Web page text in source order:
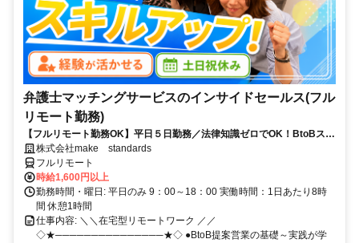
弁護士マッチングサービスのインサイドセールス(フル
リモート勤務)
【フルリモート勤務OK】平日５日勤務／法律知識ゼロでOK！BtoBスキ
ルが身につく営業職
株式会社make standards
フルリモート
時給1,600円以上
勤務時間・曜日: 平日のみ 9：00～18：00 実働時間：1日あたり8時
間 休憩1時間
仕事内容: ＼＼在宅型リモートワーク ／／
◇★───────────────★◇ ●BtoB提案営業の基礎～実践が学